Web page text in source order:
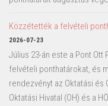
Közzétették a felvételi
2026-07-23
Július 23-án este a Pont
felvételi ponthatárokat, és
rendezvényt az Oktatási és
Oktatási Hivatal (OH) és a